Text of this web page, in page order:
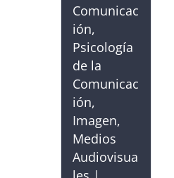
Comunicac
ión,
Psicología
de la
Comunicac
ión,
Imagen,
Medios
Audiovisua